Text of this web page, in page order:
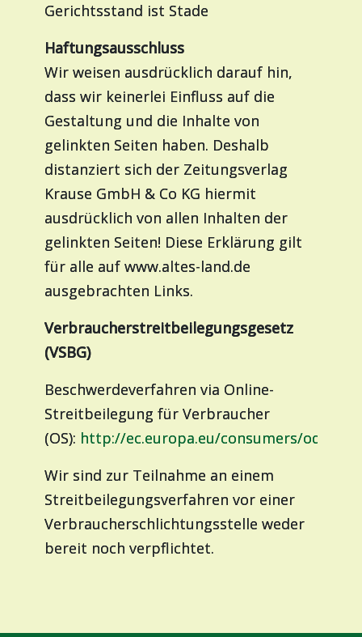
Gerichtsstand ist Stade
Haftungsausschluss
Wir weisen ausdrücklich darauf hin,
dass wir keinerlei Einfluss auf die
Gestaltung und die Inhalte von
gelinkten Seiten haben. Deshalb
distanziert sich der Zeitungsverlag
Krause GmbH & Co KG hiermit
ausdrücklich von allen Inhalten der
gelinkten Seiten! Diese Erklärung gilt
für alle auf www.altes-land.de
ausgebrachten Links.
Verbraucherstreitbeilegungsgesetz
(VSBG)
Beschwerdeverfahren via Online-
Streitbeilegung für Verbraucher
(OS): http://ec.europa.eu/consumers/odr/.
Wir sind zur Teilnahme an einem
Streitbeilegungsverfahren vor einer
Verbraucherschlichtungsstelle weder
bereit noch verpflichtet.